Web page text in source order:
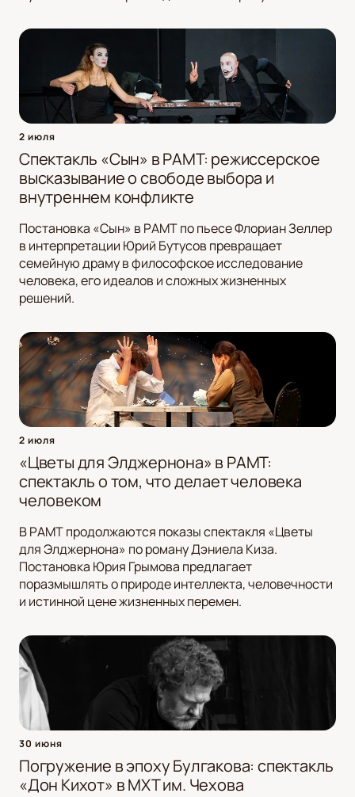
2 июля
Спектакль «Сын» в РАМТ: режиссерское
высказывание о свободе выбора и
внутреннем конфликте
Постановка «Сын» в РАМТ по пьесе Флориан Зеллер
в интерпретации Юрий Бутусов превращает
семейную драму в философское исследование
человека, его идеалов и сложных жизненных
решений.
2 июля
«Цветы для Элджернона» в РАМТ:
спектакль о том, что делает человека
человеком
В РАМТ продолжаются показы спектакля «Цветы
для Элджернона» по роману Дэниела Киза.
Постановка Юрия Грымова предлагает
поразмышлять о природе интеллекта, человечности
и истинной цене жизненных перемен.
30 июня
Погружение в эпоху Булгакова: спектакль
«Дон Кихот» в МХТ им. Чехова